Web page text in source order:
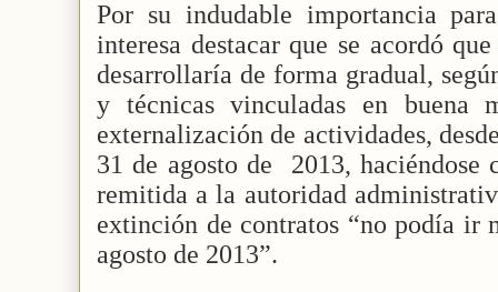
Por su indudable importancia
interesa destacar que se acordó
desarrollaría de forma gradual,
y técnicas vinculadas en buena
externalización de actividades,
31 de agosto de
2013, haciéndose
remitida a la autoridad
extinción de contratos “no podía ir
agosto de 2013”.